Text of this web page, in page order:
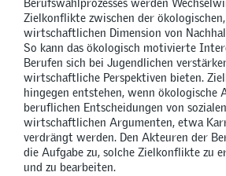
Zielkonflikte zwischen der
wirtschaftlichen Dimension von
So kann das ökologisch motivierte
Berufen sich bei Jugendlichen
wirtschaftliche Perspektiven bieten.
hingegen entstehen, wenn ökologische
beruflichen Entscheidungen von
wirtschaftlichen Argumenten, etwa
verdrängt werden. Den Akteuren der
die Aufgabe zu, solche Zielkonflikte zu
und zu bearbeiten.